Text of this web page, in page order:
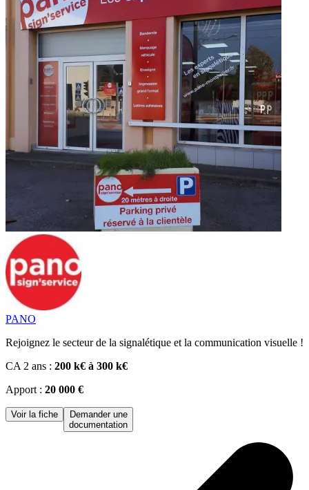
PANO
Rejoignez le secteur de la signalétique et la communication visuelle !
CA 2 ans : 200 k€ à 300 k€
Apport : 20 000 €
Voir la fiche
Demander une
documentation